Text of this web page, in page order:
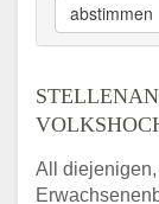
abstimmen
All